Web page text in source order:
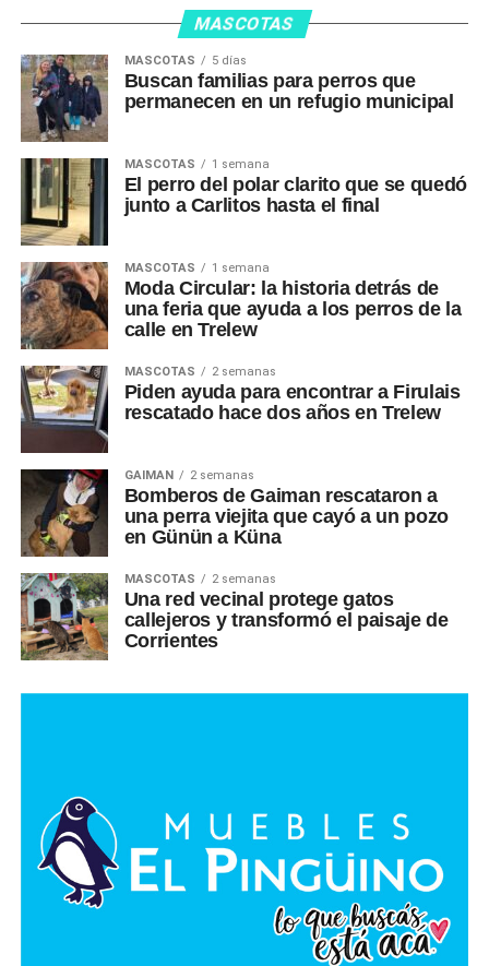
MASCOTAS
MASCOTAS 5 días
Buscan familias para perros que
permanecen en un refugio municipal
MASCOTAS 1 semana
El perro del polar clarito que se quedó
junto a Carlitos hasta el final
MASCOTAS 1 semana
Moda Circular: la historia detrás de
una feria que ayuda a los perros de la
calle en Trelew
MASCOTAS 2 semanas
Piden ayuda para encontrar a Firulais
rescatado hace dos años en Trelew
GAIMAN 2 semanas
Bomberos de Gaiman rescataron a
una perra viejita que cayó a un pozo
en Günün a Küna
MASCOTAS 2 semanas
Una red vecinal protege gatos
callejeros y transformó el paisaje de
Corrientes